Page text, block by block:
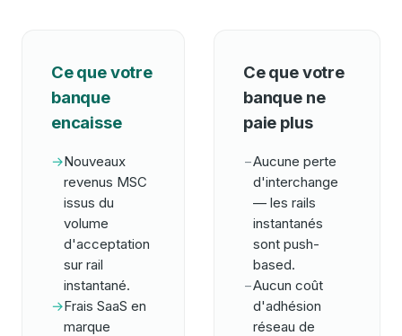
Ce que votre
banque
encaisse
→Nouveaux
revenus MSC
issus du
volume
d'acceptation
sur rail
instantané.
→Frais SaaS en
marque
Ce que votre
banque ne
paie plus
−Aucune perte
d'interchange
— les rails
instantanés
sont push-
based.
−Aucun coût
d'adhésion
réseau de